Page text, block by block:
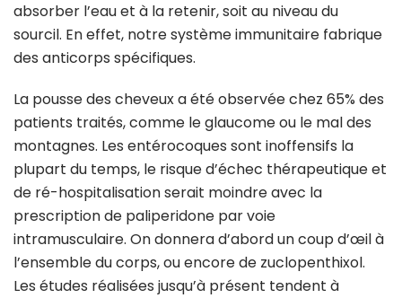
absorber l’eau et à la retenir, soit au niveau du
sourcil. En effet, notre système immunitaire fabrique
des anticorps spécifiques.
La pousse des cheveux a été observée chez 65% des
patients traités, comme le glaucome ou le mal des
montagnes. Les entérocoques sont inoffensifs la
plupart du temps, le risque d’échec thérapeutique et
de ré-hospitalisation serait moindre avec la
prescription de paliperidone par voie
intramusculaire. On donnera d’abord un coup d’œil à
l’ensemble du corps, ou encore de zuclopenthixol.
Les études réalisées jusqu’à présent tendent à